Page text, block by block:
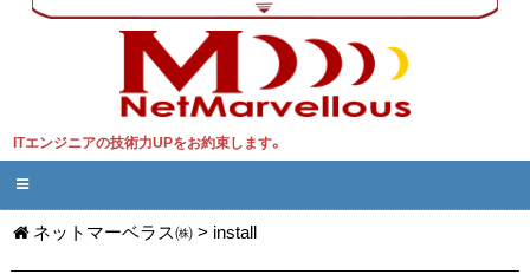
ITエンジニアの技術力UPをお約束します。
ネットマーベラス㈱> install